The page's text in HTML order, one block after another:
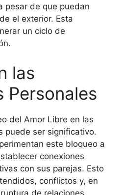
pesar de que puedan
el exterior. Esta
un ciclo de
las
Personales
del Amor Libre en las
puede ser significativo.
este bloqueo a
conexiones
con sus parejas. Esto
conflictos y, en
de relaciones.